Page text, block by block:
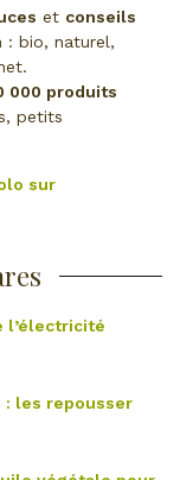
et conseils
: bio, naturel,
000 produits
petits
sur
l’électricité
les repousser